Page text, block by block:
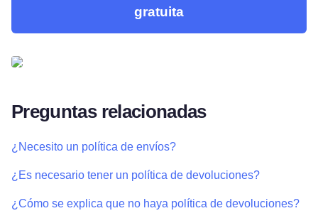
gratuita
Preguntas relacionadas
¿Necesito un política de envíos?
¿Es necesario tener un política de devoluciones?
¿Cómo se explica que no haya política de devoluciones?